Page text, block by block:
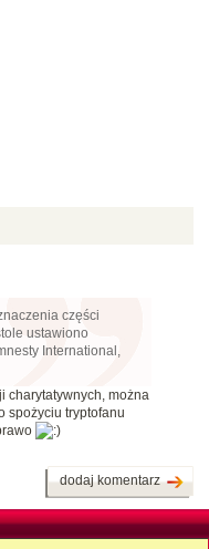
części
ustawiono
International,
charytatywnych, można
spożyciu tryptofanu
dodaj komentarz